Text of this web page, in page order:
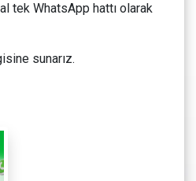
tek WhatsApp hattı olarak
sunarız.